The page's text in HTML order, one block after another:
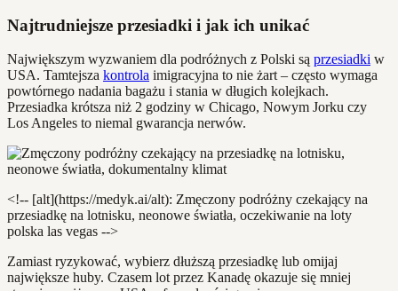
Najtrudniejsze przesiadki i jak ich unikać
Największym wyzwaniem dla podróżnych z Polski są przesiadki w
USA. Tamtejsza kontrola imigracyjna to nie żart – często wymaga
powtórnego nadania bagażu i stania w długich kolejkach.
Przesiadka krótsza niż 2 godziny w Chicago, Nowym Jorku czy
Los Angeles to niemal gwarancja nerwów.
<!-- [alt](https://medyk.ai/alt): Zmęczony podróżny czekający na
przesiadkę na lotnisku, neonowe światła, oczekiwanie na loty
polska las vegas -->
Zamiast ryzykować, wybierz dłuższą przesiadkę lub omijaj
największe huby. Czasem lot przez Kanadę okazuje się mniej